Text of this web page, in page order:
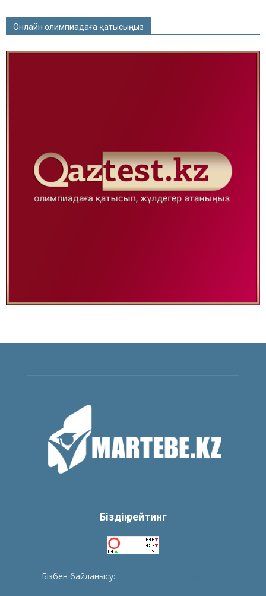
Онлайн олимпиадаға қатысыңыз
Біздің рейтинг
Бізбен байланысу: